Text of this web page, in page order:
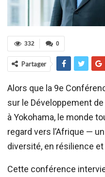
0
332
Partager
Alors que la 9e
sur le Développement
à Yokohama, le monde
regard vers l’Afrique —
diversité, en résilience
Cette conférence